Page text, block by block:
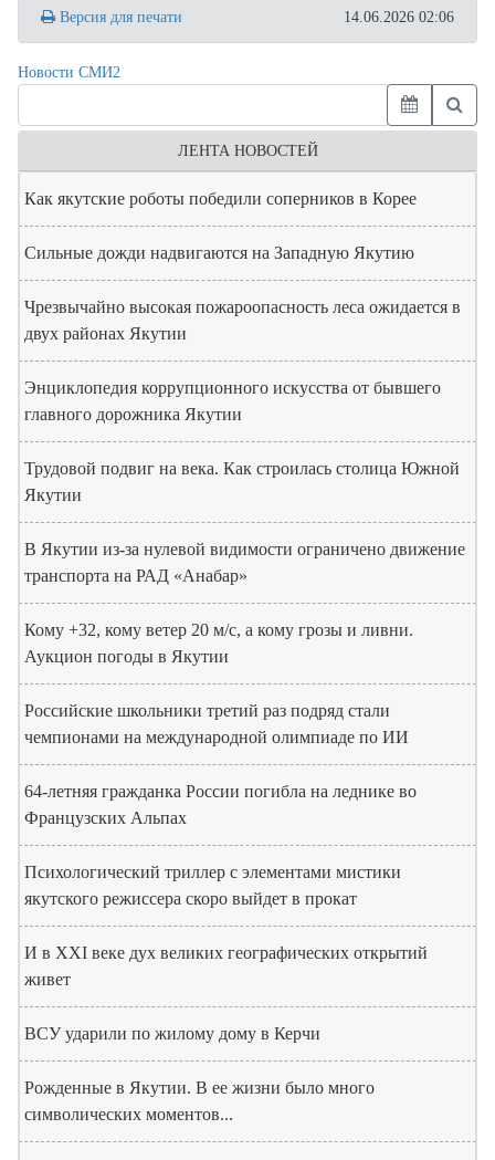
Версия для печати 14.06.2026 02:06
Новости СМИ2
ЛЕНТА НОВОСТЕЙ
Как якутские роботы победили соперников в Корее
Сильные дожди надвигаются на Западную Якутию
Чрезвычайно высокая пожароопасность леса ожидается в
двух районах Якутии
Энциклопедия коррупционного искусства от бывшего
главного дорожника Якутии
Трудовой подвиг на века. Как строилась столица Южной
Якутии
В Якутии из-за нулевой видимости ограничено движение
транспорта на РАД «Анабар»
Кому +32, кому ветер 20 м/с, а кому грозы и ливни.
Аукцион погоды в Якутии
Российские школьники третий раз подряд стали
чемпионами на международной олимпиаде по ИИ
64-летняя гражданка России погибла на леднике во
Французских Альпах
Психологический триллер с элементами мистики
якутского режиссера скоро выйдет в прокат
И в XXI веке дух великих географических открытий
живет
ВСУ ударили по жилому дому в Керчи
Рожденные в Якутии. В ее жизни было много
символических моментов...